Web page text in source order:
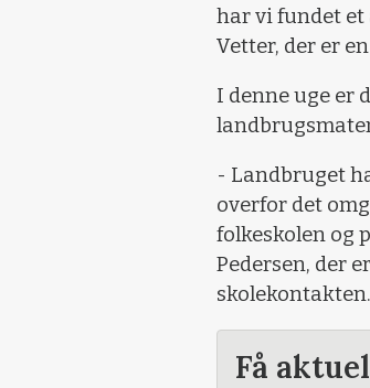
har vi fundet
Vetter, der er
I denne uge er
- Landbruget
overfor det
folkeskolen og
Pedersen, der
skolekontakten.
Få